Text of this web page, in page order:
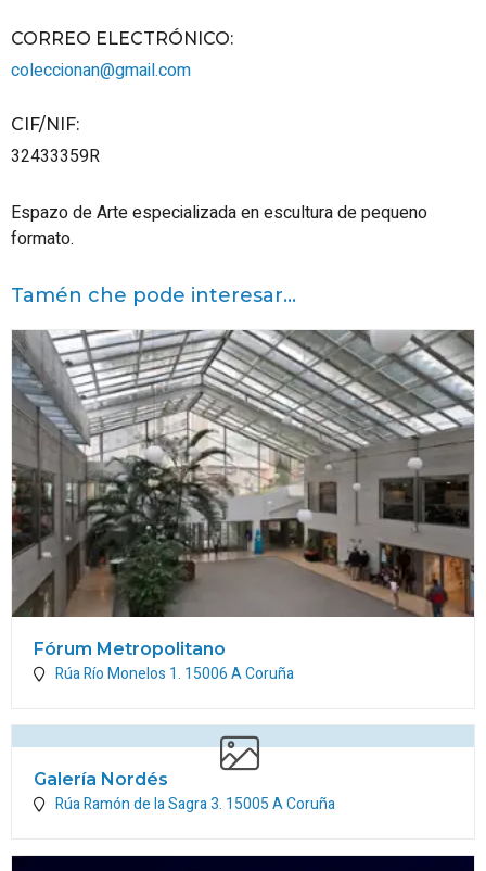
CORREO ELECTRÓNICO:
coleccionan@gmail.com
CIF/NIF:
32433359R
Espazo de Arte especializada en escultura de pequeno
formato.
Tamén che pode interesar...
Fórum Metropolitano
Rúa Río Monelos 1. 15006A Coruña
Galería Nordés
Rúa Ramón de la Sagra 3. 15005A Coruña